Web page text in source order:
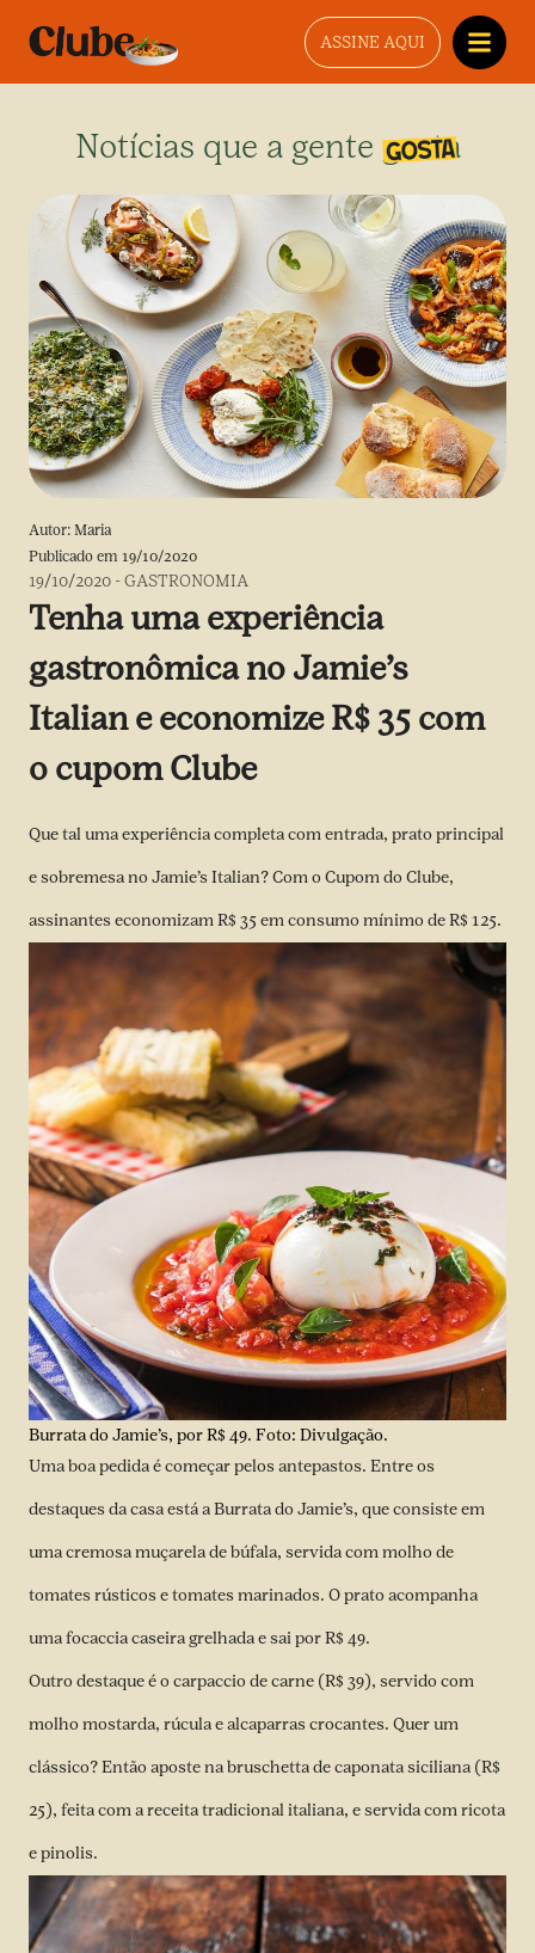
ASSINE AQUI
Notícias que a gente gosta
Autor: Maria
Publicado em 19/10/2020
19/10/2020 -GASTRONOMIA
Tenha uma experiência
gastronômica no Jamie’s
Italian e economize R$ 35 com
o cupom Clube
Que tal uma experiência completa com entrada, prato principal
e sobremesa no Jamie’s Italian? Com o Cupom do Clube,
assinantes economizam R$ 35 em consumo mínimo de R$ 125.
Burrata do Jamie’s, por R$ 49. Foto: Divulgação.
Uma boa pedida é começar pelos antepastos. Entre os
destaques da casa está a Burrata do Jamie’s, que consiste em
uma cremosa muçarela de búfala, servida com molho de
tomates rústicos e tomates marinados. O prato acompanha
uma focaccia caseira grelhada e sai por R$ 49.
Outro destaque é o carpaccio de carne (R$ 39), servido com
molho mostarda, rúcula e alcaparras crocantes. Quer um
clássico? Então aposte na bruschetta de caponata siciliana (R$
25), feita com a receita tradicional italiana, e servida com ricota
e pinolis.